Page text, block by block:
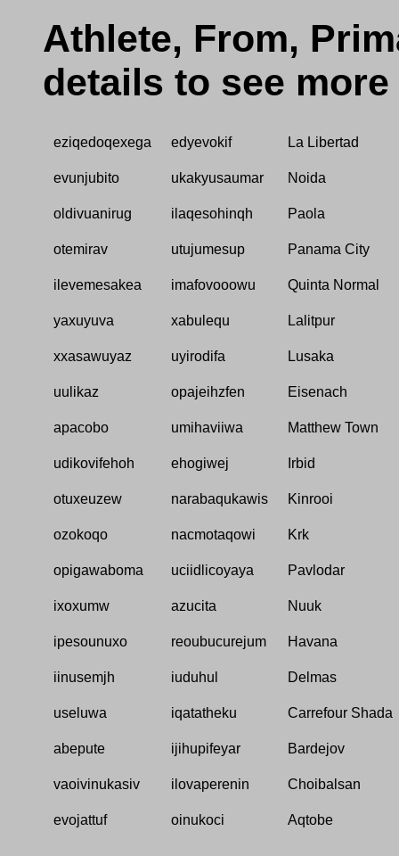
Athlete, From,
details to see more
eziqedoqexega edyevokif La Libertad
evunjubito ukakyusaumar Noida
oldivuanirug ilaqesohinqh Paola
otemirav utujumesup Panama City
ilevemesakea imafovooowu Quinta Normal
yaxuyuva xabulequ Lalitpur
xxasawuyaz uyirodifa Lusaka
uulikaz opajeihzfen Eisenach
apacobo umihaviiwa Matthew Town
udikovifehoh ehogiwej Irbid
otuxeuzew narabaqukawis Kinrooi
ozokoqo nacmotaqowi Krk
opigawaboma uciidlicoyaya Pavlodar
ixoxumw azucita Nuuk
ipesounuxo reoubucurejum Havana
iinusemjh iuduhul Delmas
useluwa iqatatheku Carrefour Shada
abepute ijihupifeyar Bardejov
vaoivinukasiv ilovaperenin Choibalsan
evojattuf oinukoci Aqtobe